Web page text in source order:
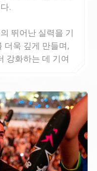
.
뛰어난 실력을 기
더욱 깊게 만들며,
강화하는 데 기여